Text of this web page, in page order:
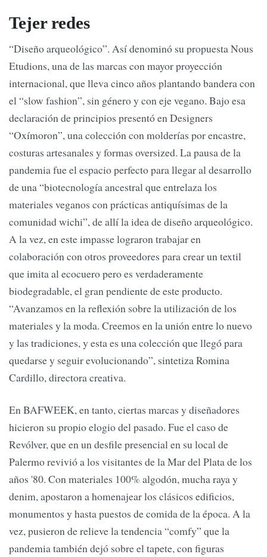
Tejer redes
“Diseño arqueológico”. Así denominó su propuesta Nous
Etudions, una de las marcas con mayor proyección
internacional, que lleva cinco años plantando bandera con
el “slow fashion”, sin género y con eje vegano. Bajo esa
declaración de principios presentó en Designers
“Oxímoron”, una colección con molderías por encastre,
costuras artesanales y formas oversized. La pausa de la
pandemia fue el espacio perfecto para llegar al desarrollo
de una “biotecnología ancestral que entrelaza los
materiales veganos con prácticas antiquísimas de la
comunidad wichi”, de allí la idea de diseño arqueológico.
A la vez, en este impasse lograron trabajar en
colaboración con otros proveedores para crear un textil
que imita al ecocuero pero es verdaderamente
biodegradable, el gran pendiente de este producto.
“Avanzamos en la reflexión sobre la utilización de los
materiales y la moda. Creemos en la unión entre lo nuevo
y las tradiciones, y esta es una colección que llegó para
quedarse y seguir evolucionando”, sintetiza Romina
Cardillo, directora creativa.
En BAFWEEK, en tanto, ciertas marcas y diseñadores
hicieron su propio elogio del pasado. Fue el caso de
Revólver, que en un desfile presencial en su local de
Palermo revivió a los visitantes de la Mar del Plata de los
años '80. Con materiales 100% algodón, mucha raya y
denim, apostaron a homenajear los clásicos edificios,
monumentos y hasta puestos de comida de la época. A la
vez, pusieron de relieve la tendencia “comfy” que la
pandemia también dejó sobre el tapete, con figuras